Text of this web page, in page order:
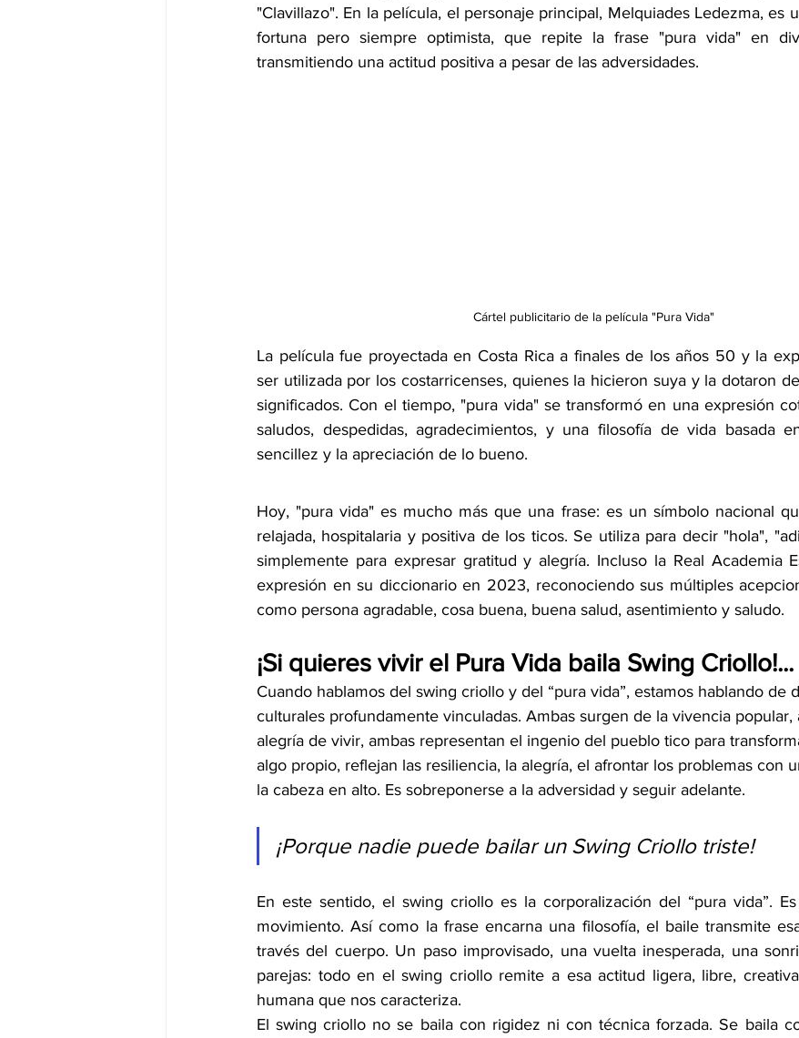
"Clavillazo". En la película, el personaje principal, Melquiades Ledezma, es
fortuna pero siempre optimista, que repite la frase "pura vida" en
transmitiendo una actitud positiva a pesar de las adversidades.
Cártel publicitario de la película "Pura Vida"
La película fue proyectada en Costa Rica a finales de los años 50 y la
ser utilizada por los costarricenses, quienes la hicieron suya y la dotaron
significados. Con el tiempo, "pura vida" se transformó en una expresión
saludos, despedidas, agradecimientos, y una filosofía de vida basada
sencillez y la apreciación de lo bueno.
Hoy, "pura vida" es mucho más que una frase: es un símbolo nacional
relajada, hospitalaria y positiva de los ticos. Se utiliza para decir "hola",
simplemente para expresar gratitud y alegría. Incluso la Real Academia
expresión en su diccionario en 2023, reconociendo sus múltiples
como persona agradable, cosa buena, buena salud, asentimiento y saludo.
¡Si quieres vivir el Pura Vida baila Swing Criollo!...
Cuando hablamos del swing criollo y del “pura vida”, estamos hablando de
culturales profundamente vinculadas. Ambas surgen de la vivencia popular,
alegría de vivir, ambas representan el ingenio del pueblo tico para
algo propio, reflejan las resiliencia, la alegría, el afrontar los problemas con
la cabeza en alto. Es sobreponerse a la adversidad y seguir adelante.
¡Porque nadie puede bailar un Swing Criollo triste!
En este sentido, el swing criollo es la corporalización del “pura vida”.
movimiento. Así como la frase encarna una filosofía, el baile transmite
través del cuerpo. Un paso improvisado, una vuelta inesperada, una
parejas: todo en el swing criollo remite a esa actitud ligera, libre,
humana que nos caracteriza.
El swing criollo no se baila con rigidez ni con técnica forzada. Se baila